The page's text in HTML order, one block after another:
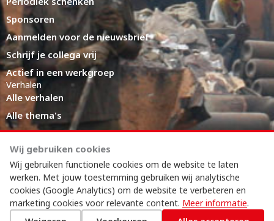
Sponsoren
Aanmelden voor de nieuwsbrief
Schrijf je collega vrij
Actief in een werkgroep
Verhalen
Alle verhalen
Alle thema's
Eerlijke productieketens
Expert Hub
LinkedIn
Wij gebruiken cookies
Wij gebruiken functionele cookies om de website te laten
werken. Met jouw toestemming gebruiken wij analytische
cookies (Google Analytics) om de website te verbeteren en
marketing cookies voor relevante content. Meer informatie.